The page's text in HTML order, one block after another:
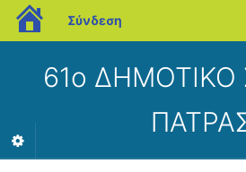
blogs.sch.gr
Σύνδεση
61ο ΔΗΜΟΤΙΚΟ